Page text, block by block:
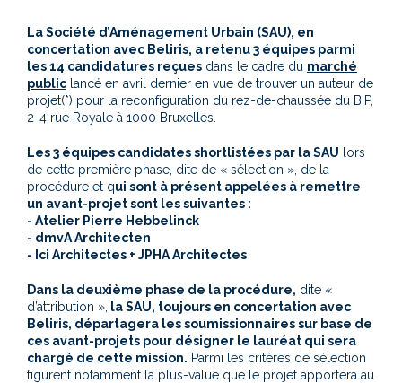
La Société d’Aménagement Urbain (SAU), en
concertation avec Beliris, a retenu 3 équipes parmi
les 14 candidatures reçues dans le cadre du marché
public lancé en avril dernier en vue de trouver un auteur de
projet(*) pour la reconfiguration du rez-de-chaussée du BIP,
2-4 rue Royale à 1000 Bruxelles.
Les 3 équipes candidates shortlistées par la SAU lors
de cette première phase, dite de « sélection », de la
procédure et qui sont à présent appelées à remettre
un avant-projet sont les suivantes :
- Atelier Pierre Hebbelinck
- dmvA Architecten
- Ici Architectes + JPHA Architectes
Dans la deuxième phase de la procédure, dite «
d’attribution », la SAU, toujours en concertation avec
Beliris, départagera les soumissionnaires sur base de
ces avant-projets pour désigner le lauréat qui sera
chargé de cette mission. Parmi les critères de sélection
figurent notamment la plus-value que le projet apportera au